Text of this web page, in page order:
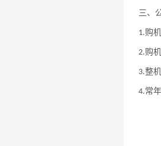
三、
1.购
2.购
3.整
4.常